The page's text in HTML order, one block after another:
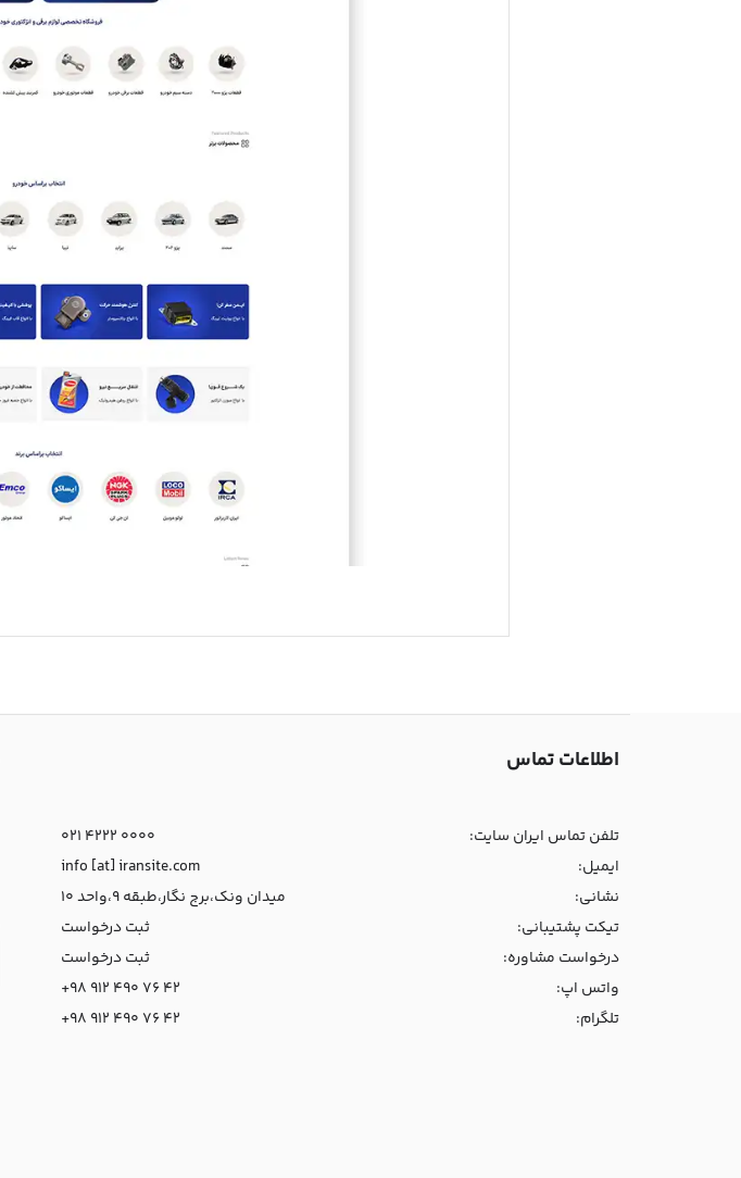
اطلاعات تماس
تلفن تماس ایران سایت:
021 4222 0000
ایمیل:
info [at] iransite.com
نشانی:
میدان ونک،برج نگار،طبقه 9،واحد 10
تیکت پشتیبانی:
ثبت درخواست
درخواست مشاوره:
ثبت درخواست
واتس اپ:
+98 912 490 76 42
تلگرام:
+98 912 490 76 42